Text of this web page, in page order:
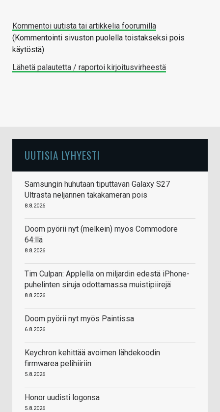
Kommentoi uutista tai artikkelia foorumilla
(Kommentointi sivuston puolella toistakseksi pois
käytöstä)
Lähetä palautetta / raportoi kirjoitusvirheestä
UUTISIA LYHYESTI
Samsungin huhutaan tiputtavan Galaxy S27
Ultrasta neljännen takakameran pois
8.8.2026
Doom pyörii nyt (melkein) myös Commodore
64:llä
8.8.2026
Tim Culpan: Applella on miljardin edestä iPhone-
puhelinten siruja odottamassa muistipiirejä
8.8.2026
Doom pyörii nyt myös Paintissa
6.8.2026
Keychron kehittää avoimen lähdekoodin
firmwarea pelihiiriin
5.8.2026
Honor uudisti logonsa
5.8.2026